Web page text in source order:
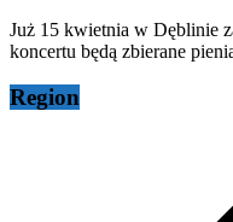
Już 15 kwietnia w Dęblinie
koncertu będą zbierane
Region